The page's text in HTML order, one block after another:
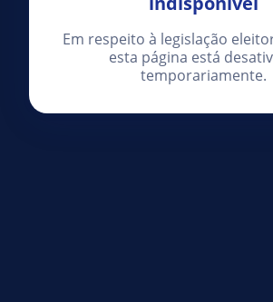
Em respeito à legislação
esta página está
temporariamente.